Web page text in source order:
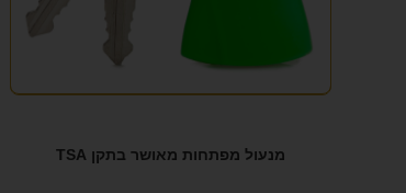
מנעול מפתחות מאושר בתקן TSA